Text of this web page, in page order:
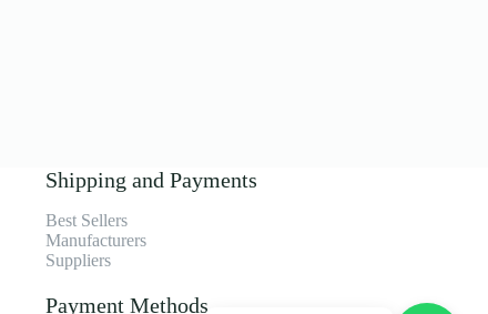
Shipping and Payments
Best Sellers
Manufacturers
Suppliers
Payment Methods